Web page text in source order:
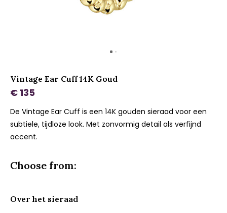
Vintage Ear Cuff 14K Goud
€ 135
De Vintage Ear Cuff is een 14K gouden sieraad voor een
subtiele, tijdloze look. Met zonvormig detail als verfijnd
accent.
Choose from:
Over het sieraad